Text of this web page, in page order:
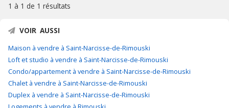
1 à 1 de 1 résultats
VOIR AUSSI
Maison à vendre à Saint-Narcisse-de-Rimouski
Loft et studio à vendre à Saint-Narcisse-de-Rimouski
Condo/appartement à vendre à Saint-Narcisse-de-Rimouski
Chalet à vendre à Saint-Narcisse-de-Rimouski
Duplex à vendre à Saint-Narcisse-de-Rimouski